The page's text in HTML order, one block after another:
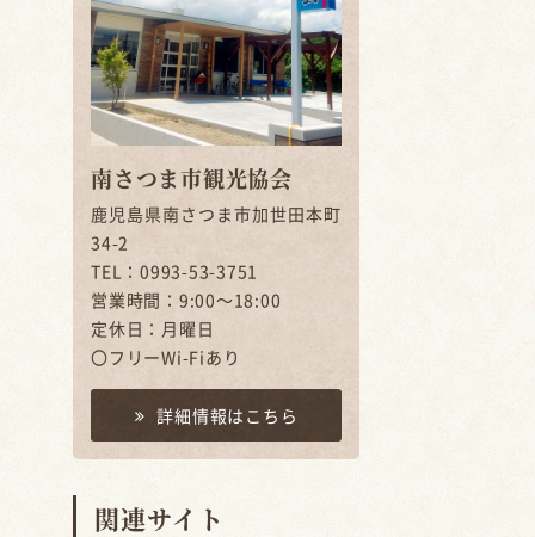
南さつま市観光協会
鹿児島県南さつま市加世田本町
34-2
TEL：0993-53-3751
営業時間：9:00～18:00
定休日：月曜日
〇フリーWi-Fiあり
詳細情報はこちら
関連サイト